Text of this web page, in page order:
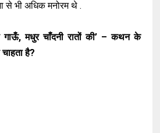
से भी अधिक मनोरम थे .
गाऊँ, मधुर चाँदनी रातों की’ – कथन के
है?